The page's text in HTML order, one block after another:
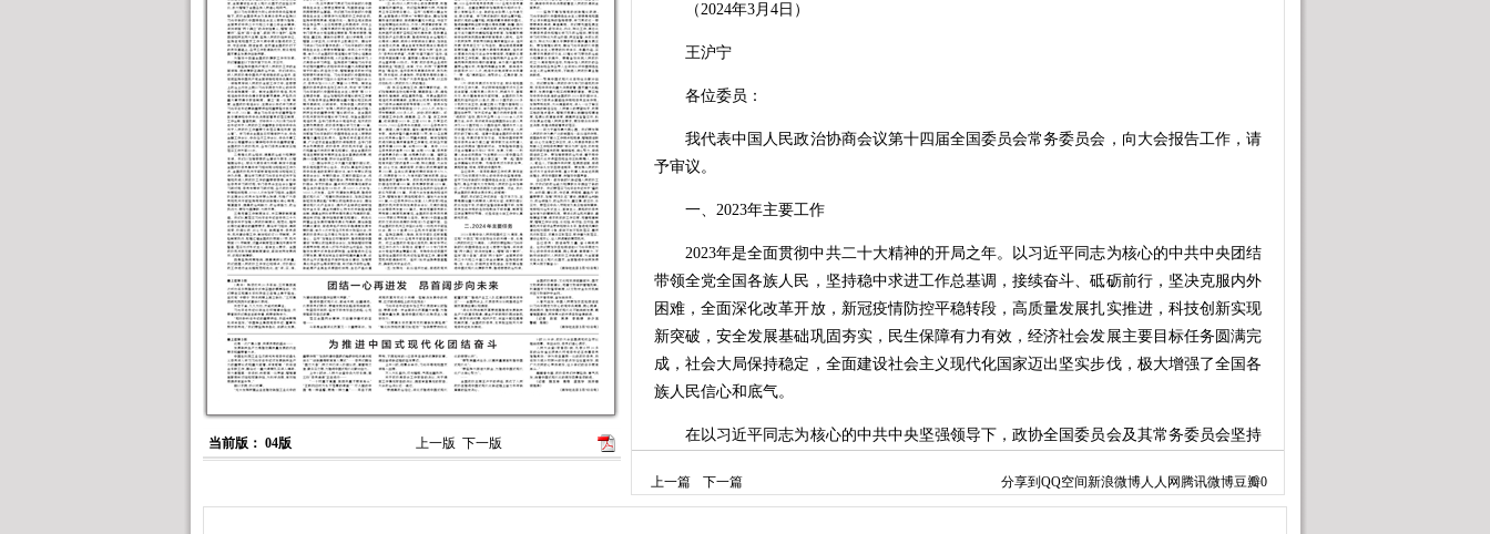
当前版： 04版 上一版 下一版
（2024年3月4日）
王沪宁
各位委员：
我代表中国人民政治协商会议第十四届全国委员会常务委员会，向大会报告工作，请
予审议。
一、2023年主要工作
2023年是全面贯彻中共二十大精神的开局之年。以习近平同志为核心的中共中央团结
带领全党全国各族人民，坚持稳中求进工作总基调，接续奋斗、砥砺前行，坚决克服内外
困难，全面深化改革开放，新冠疫情防控平稳转段，高质量发展扎实推进，科技创新实现
新突破，安全发展基础巩固夯实，民生保障有力有效，经济社会发展主要目标任务圆满完
成，社会大局保持稳定，全面建设社会主义现代化国家迈出坚实步伐，极大增强了全国各
族人民信心和底气。
在以习近平同志为核心的中共中央坚强领导下，政协全国委员会及其常务委员会坚持
神，深刻领悟“两个确立”的决定性意义，增强“四个意识”、坚定“四个自信”、做到“两个维
上一篇 下一篇 分享到 QQ空间新浪微博人人网 腾讯微博豆瓣0